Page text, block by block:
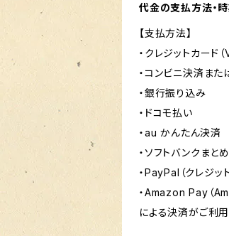
代金の支払方法・
【支払方法】
・クレジットカード
・コンビニ決済ま
・銀行振り込み
・ドコモ払い
・au かんたん決済
・ソフトバンクまと
・PayPal（クレジッ
・Amazon Pay（
による決済がご利用